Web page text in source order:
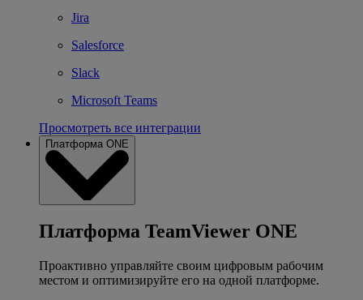
Jira
Salesforce
Slack
Microsoft Teams
Просмотреть все интеграции
Платформа ONE
Платформа TeamViewer ONE
Проактивно управляйте своим цифровым рабочим
местом и оптимизируйте его на одной платформе.